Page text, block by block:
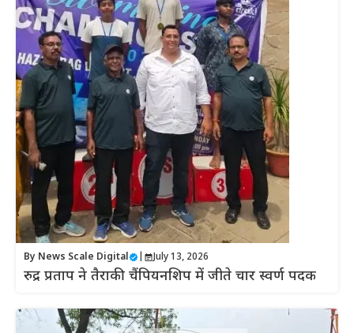
By News Scale Digital July 13, 2026
रुद्र प्रताप ने तैराकी चैंपियनशिप में जीते चार स्वर्ण पदक